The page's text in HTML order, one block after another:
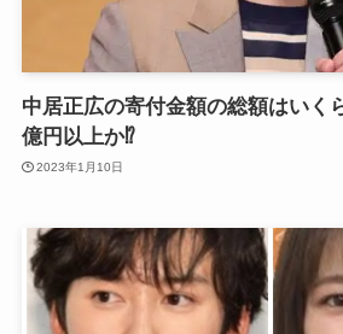
中居正広の寄付金額の総額はいく
億円以上か⁉
2023年1月10日